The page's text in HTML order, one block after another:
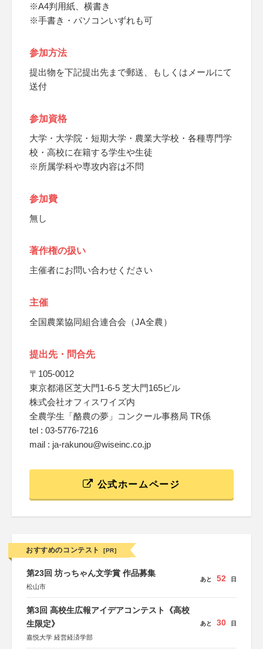
※A4判用紙、横書き
※手書き・パソコンいずれも可
参加方法
提出物を下記提出先まで郵送、もしくはメールにて
送付
参加資格
大学・大学院・短期大学・農業大学校・各種専門学
校・高校に在籍する学生や生徒
※所属学科や専攻内容は不問
参加費
無し
著作権の扱い
主催者にお問い合わせください
主催
全国農業協同組合連合会（JA全農）
提出先・問合先
〒105-0012
東京都港区芝大門1-6-5 芝大門165ビル
株式会社オフィスワイズ内
全農学生「酪農の夢」コンクール事務局 TR係
tel : 03-5776-7216
mail : ja-rakunou@wiseinc.co.jp
公式ホームページ
おすすめのコンテスト [PR]
第23回 坊っちゃん文学賞 作品募集
松山市
あと 52 日
第3回 高校生広報アイデアコンテスト《高校
生限定》
嘉悦大学 経営経済学部
あと 30 日